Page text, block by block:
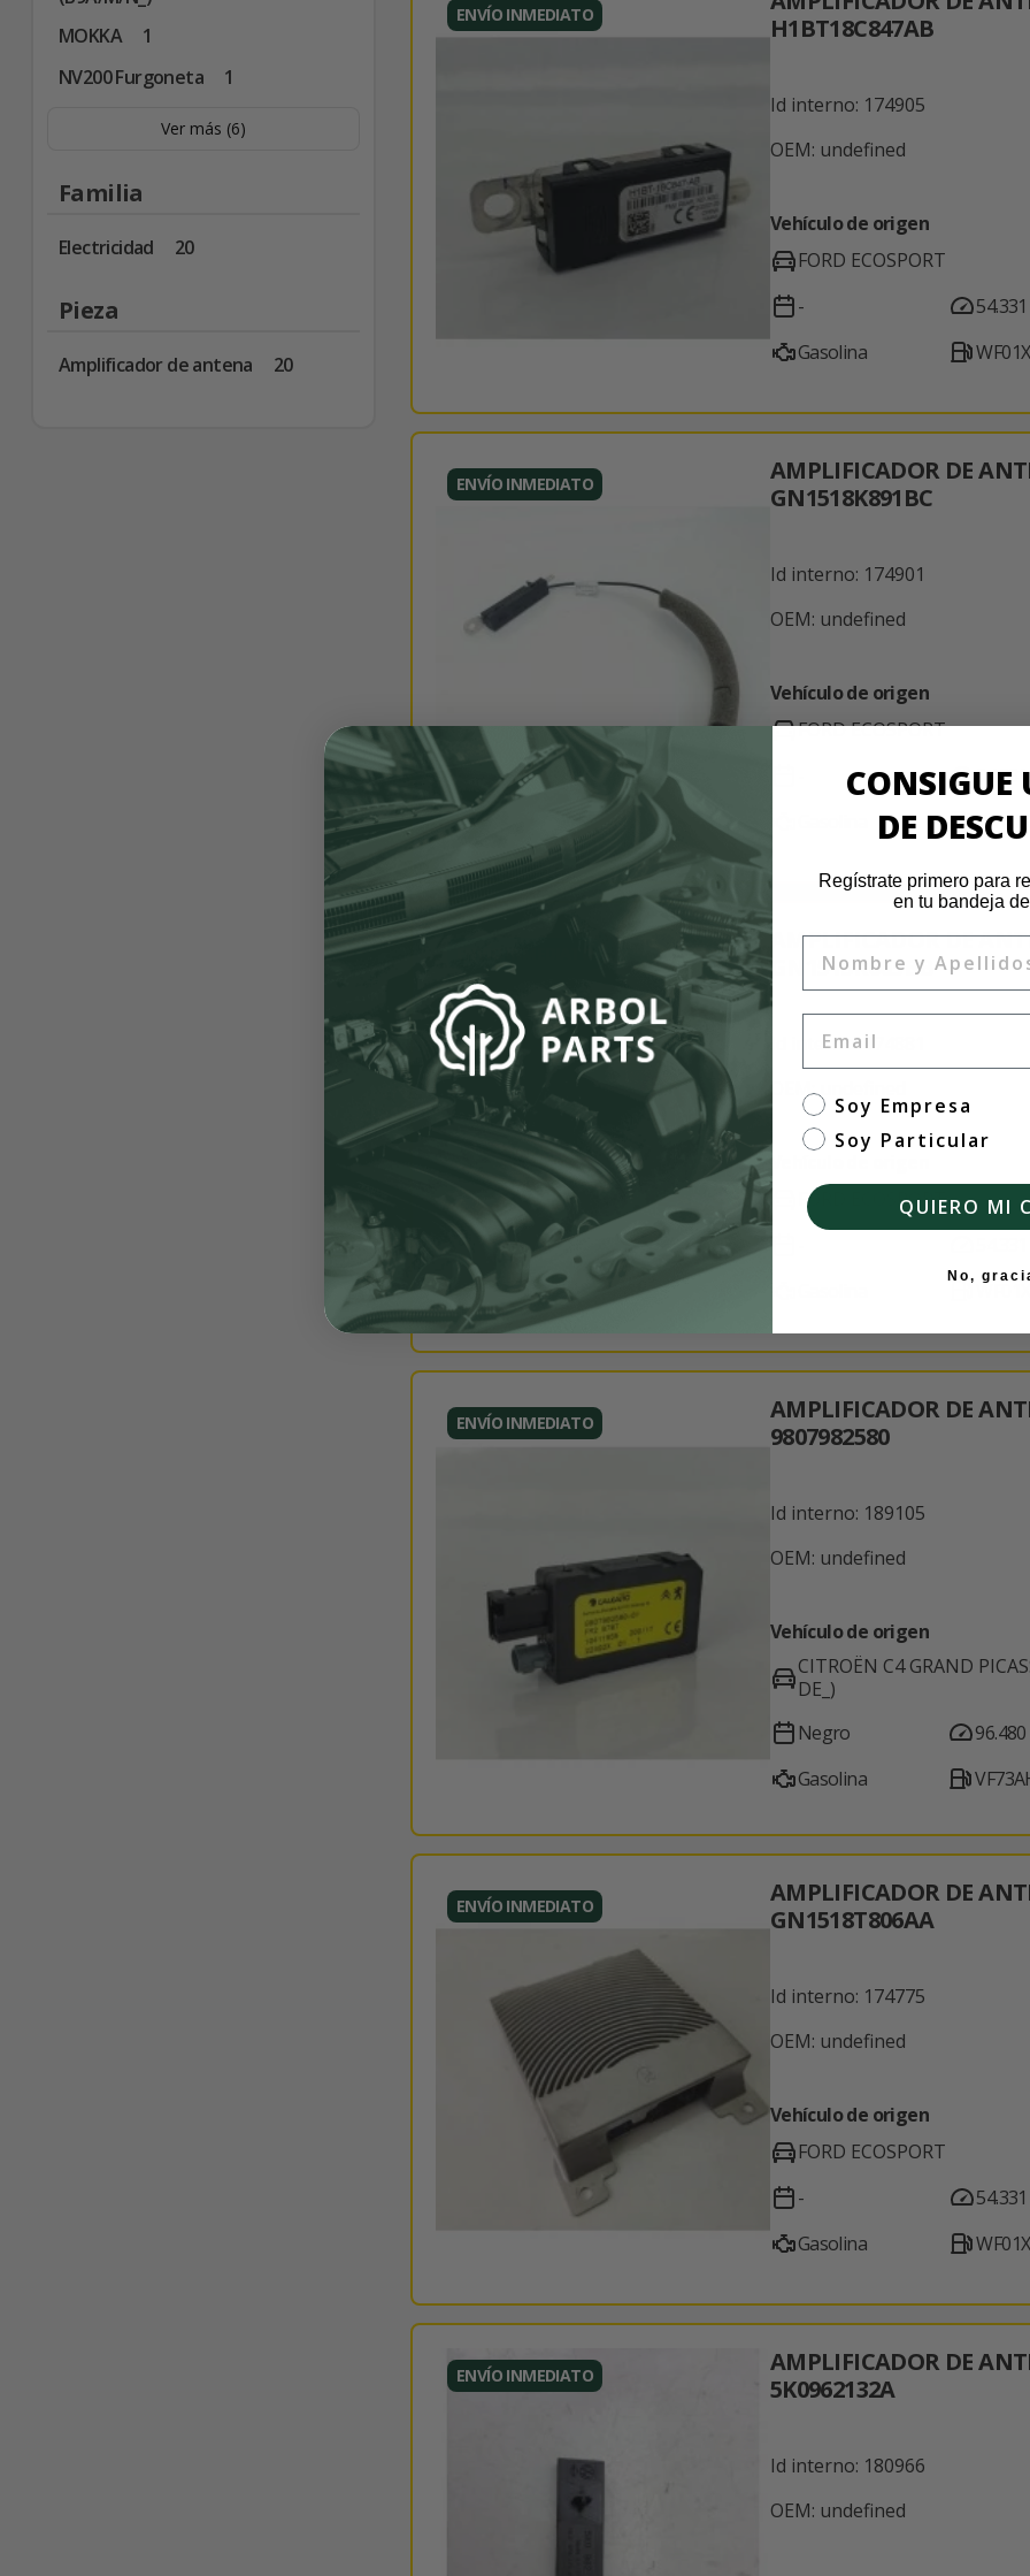
MOKKA
1
NV200 Furgoneta
1
Ver más (6)
Familia
Electricidad 20
Pieza
Amplificador de antena 20
ENVÍO INMEDIATO
H1BT18C847AB
Id interno: 174905
OEM: undefined
Vehículo de origen
FORD ECOSPORT
-
Gasolina
54.331
ENVÍO INMEDIATO
AMPLIFICADOR DE
GN1518K891BC
Id interno: 174901
OEM: undefined
Vehículo de origen
FORD ECOSPORT
54.331
AMPLIFICADOR DE
GN1515K603BB
Id interno: 174881
OEM: undefined
FORD ECOSPORT
ENVÍO INMEDIATO
AMPLIFICADOR DE
9807982580
Id interno: 189105
OEM: undefined
Vehículo de origen
CITROËN C4 GRAND
DE_)
Negro
Gasolina
96.480
ENVÍO INMEDIATO
AMPLIFICADOR DE
GN1518T806AA
Id interno: 174775
OEM: undefined
Vehículo de origen
FORD ECOSPORT
-
Gasolina
54.331
ENVÍO INMEDIATO
AMPLIFICADOR DE
5K0962132A
Id interno: 180966
OEM: undefined
CONSIGUE
DE
Regístrate primero para
en tu bandeja
tipo de cliente
Soy Empresa
Soy Particular
QUIERO MI
No,